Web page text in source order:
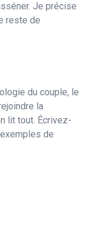
Je précise
reste de
du couple, le
la
lit tout. Écrivez-
de